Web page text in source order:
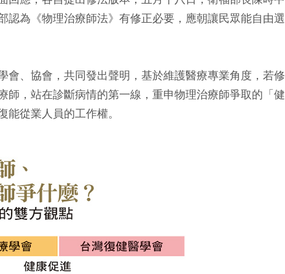
認為《物理治療師法》有修正必要，應朝讓民眾能自由選
會、協會，共同發出聲明，基於維護醫療專業角度，若修
師，站在診斷病情的第一線，重申物理治療師爭取的「健
從業人員的工作權。